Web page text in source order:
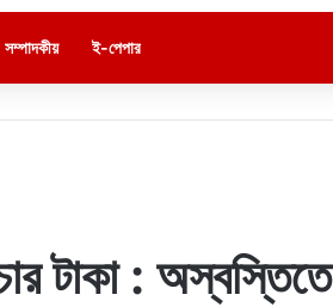
সম্পাদকীয় ই-পেপার
টাকা : অস্বস্তিতে